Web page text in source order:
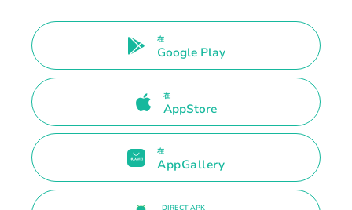
在
Google Play
在
AppStore
在
AppGallery
DIRECT APK